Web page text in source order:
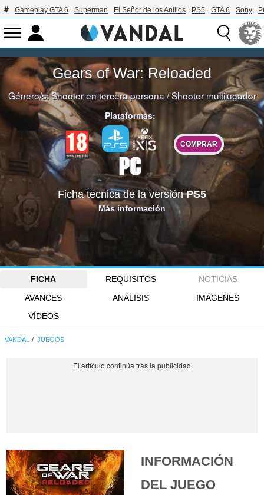
Gameplay GTA 6 Superman El Señor de los Anillos PS5 GTA 6 Sony
Gears of War: Reloaded
Género/s:Shooter en tercera persona/Shooter multijugador
Plataformas:
COMPRAR
Ficha técnica de la versiónPS5
Más información
FICHA REQUISITOS
NOTICIAS
AVANCES
ANÁLISIS
IMÁGENES
VÍDEOS
VANDAL JUEGOS
INFORMACIÓN
DEL JUEGO